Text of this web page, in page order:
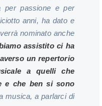
per passione e per
anni, ha dato e
nominato anche
assistito ci ha
un repertorio
a quelli che
e che ben si sono
musica, a parlarci di